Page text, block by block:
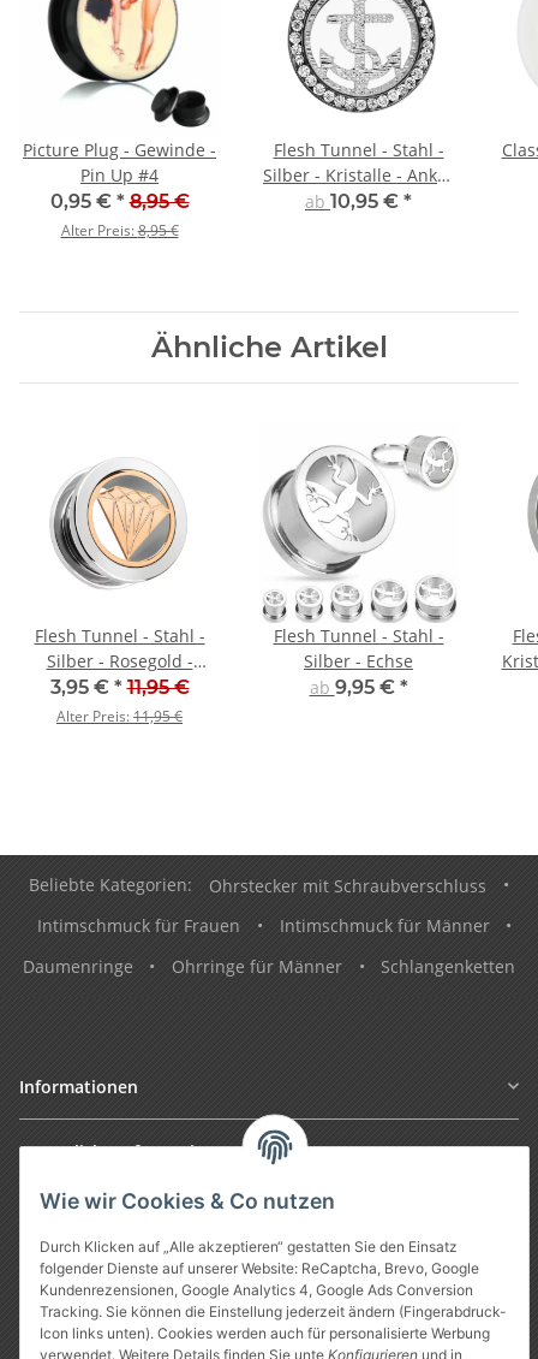
Wie wir Cookies & Co nutzen
Durch Klicken auf „Alle akzeptieren“ gestatten Sie den Einsatz
folgender Dienste auf unserer Website: ReCaptcha, Brevo, Google
Kundenrezensionen, Google Analytics 4, Google Ads Conversion
Tracking. Sie können die Einstellung jederzeit ändern (Fingerabdruck-
Icon links unten). Cookies werden auch für personalisierte Werbung
verwendet. Weitere Details finden Sie unte Konfigurieren und in
Picture Plug - Gewinde -
Pin Up #4
0,95 € * 8,95 €
Alter Preis:8,95 €
Flesh Tunnel - Stahl -
Silber - Kristalle - Anker
- Silber
ab 10,95 € *
Ähnliche Artikel
Flesh Tunnel - Stahl -
Silber - Rosegold -
Diamant
3,95 € * 11,95 €
Alter Preis:11,95 €
Flesh Tunnel - Stahl -
Silber - Echse
ab 9,95 € *
Beliebte Kategorien: Ohrstecker mit Schraubverschluss
•
Intimschmuck für Frauen
• Intimschmuck für Männer
•
Daumenringe
• Ohrringe für Männer • Schlangenketten
Informationen
Gesetzliche Informationen